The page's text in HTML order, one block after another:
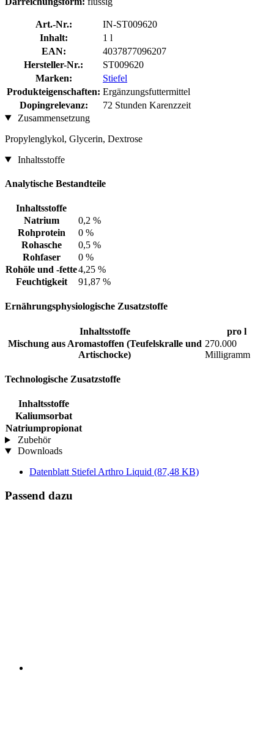
Art.-Nr.:
IN-ST009620
Inhalt:
1 l
EAN:
4037877096207
Hersteller-Nr.:
ST009620
Marken:
Stiefel
Produkteigenschaften: Ergänzungsfuttermittel
Dopingrelevanz:
72 Stunden Karenzzeit
Zusammensetzung
Propylenglykol, Glycerin, Dextrose
Inhaltsstoffe
Analytische Bestandteile
Inhaltsstoffe
Natrium
0,2 %
Rohprotein
0 %
Rohasche
0,5 %
Rohfaser
0 %
Rohöle und -fette4,25 %
Feuchtigkeit
91,87 %
Ernährungsphysiologische Zusatzstoffe
Inhaltsstoffe
pro l
Mischung aus Aromastoffen (Teufelskralle und
Artischocke)
270.000
Milligramm
Technologische Zusatzstoffe
Inhaltsstoffe
Kaliumsorbat
Natriumpropionat
Zubehör
Downloads
Datenblatt Stiefel Arthro Liquid (87,48 KB)
Passend dazu